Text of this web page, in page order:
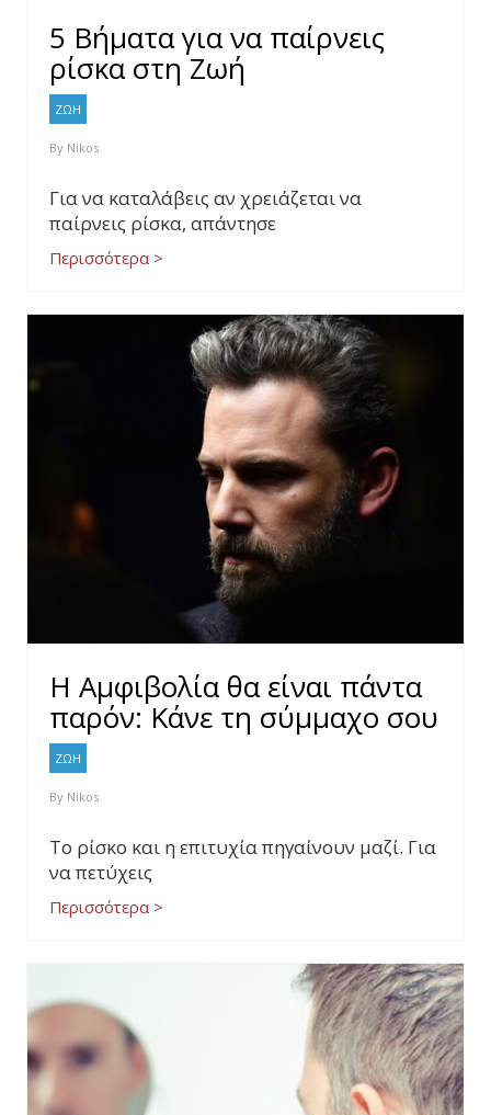
5 Βήματα για να παίρνεις
ρίσκα στη Zωή
ΖΩΗ
By Nikos
Για να καταλάβεις αν χρειάζεται να
παίρνεις ρίσκα, απάντησε
Περισσότερα >
Η Αμφιβολία θα είναι πάντα
παρόν: Κάνε τη σύμμαχο σου
ΖΩΗ
By Nikos
Το ρίσκο και η επιτυχία πηγαίνουν μαζί. Για
να πετύχεις
Περισσότερα >